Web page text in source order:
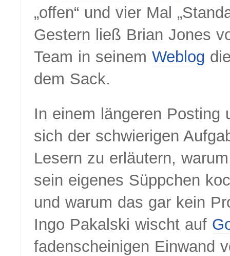
„offen“ und vier Mal
Gestern ließ Brian Jones
Team in seinem Weblog
dem Sack.
In einem längeren Posting
sich der schwierigen
Lesern zu erläutern,
sein eigenes Süppchen
und warum das gar kein
Ingo Pakalski wischt auf
fadenscheinigen Einwand